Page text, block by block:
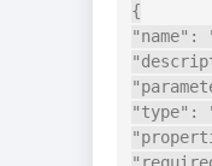
{
"name":
"type":